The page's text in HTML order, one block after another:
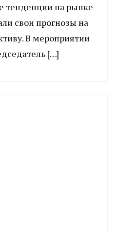
тенденции на рынке
свои прогнозы на
В мероприятии
[…]